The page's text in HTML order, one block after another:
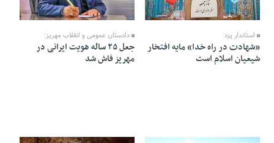
04 Ordibehesht 1405 - 21:01
استاندار یزد:
«شهادت در راه خدا» مایه افتخار
شیعیان اسلام است
26 Farvardin 1405 - 11:34
دادستان عمومی و انقلاب مهریز:
جعل ۲۵ ساله هویت ایرانی در
مهریز فاش شد